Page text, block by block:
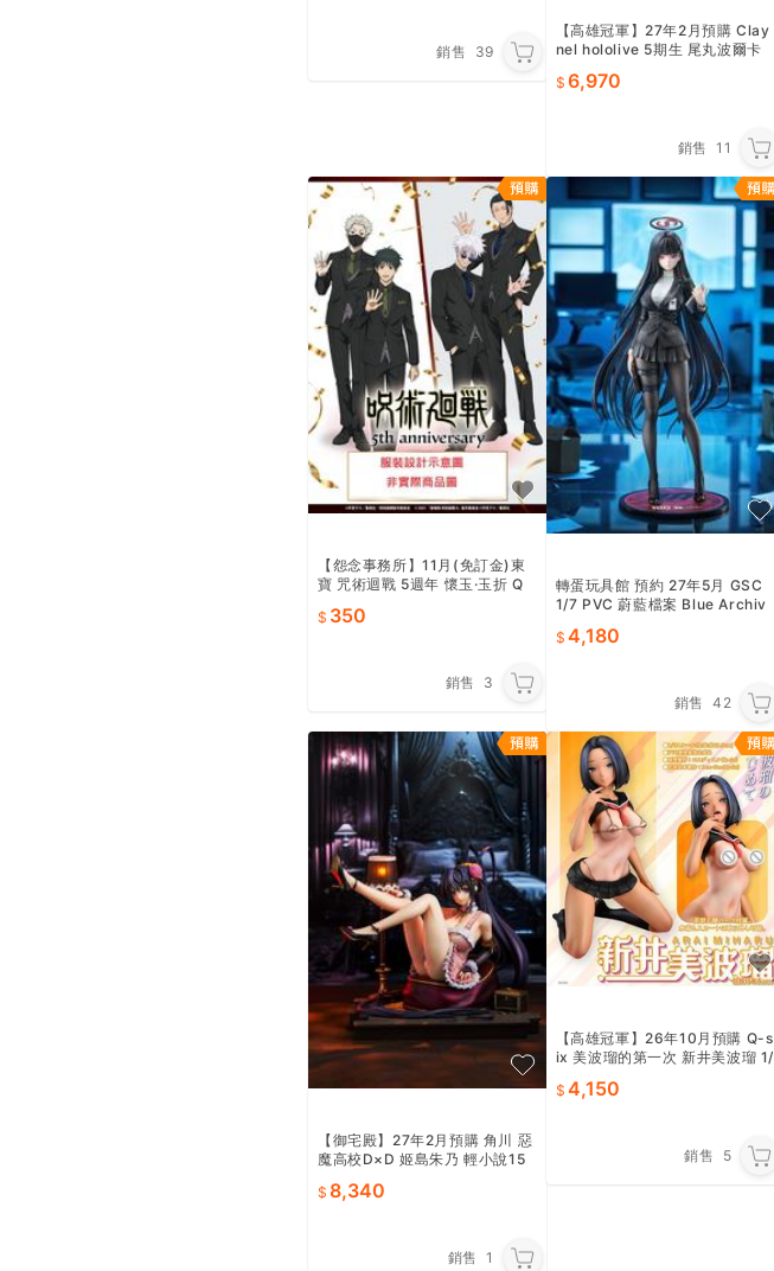
銷售 39
【高雄冠軍】27年2月預購 Clay
nel hololive 5期生 尾丸波爾卡
6,970
銷售 11
【怨念事務所】11月(免訂金)東
寶 咒術迴戰 5週年 懷玉·玉折 Q
裝ver
350
銷售 3
轉蛋玩具館 預約 27年5月 GSC
1/7 PVC 蔚藍檔案 Blue Archiv
4,180
銷售 42
【御宅殿】27年2月預購 角川 惡
魔高校D×D 姬島朱乃 輕小說15
8,340
銷售 1
【高雄冠軍】26年10月預購 Q-s
ix 美波瑠的第一次 新井美波瑠 1/
4,150
銷售 5